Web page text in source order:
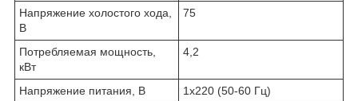
Напряжение холостого хода,
В
75
Потребляемая мощность,
кВт
4,2
Напряжение питания, В
1х220 (50-60 Гц)